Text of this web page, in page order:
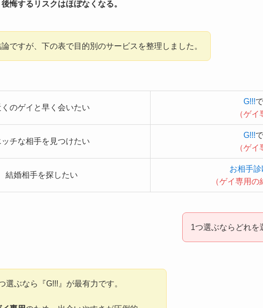
後悔するリスクはほぼなくなる。
ですが、下の表で目的別のサービスを整理しました。
くのゲイと早く会いたい
G!!!
（ゲイ
ッチな相手を見つけたい
G!!!
（ゲイ
結婚相手を探したい
お相手診
（ゲイ専用の
1つ選ぶならどれを
選ぶなら『G!!!』が最有力です。